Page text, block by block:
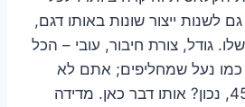
לשנות ייצור שונות באותו דגם,
גודל, צורת חיבור, עובי – הכל
כמו נעל שמחליפים; אתם לא
תנעלו 42 אם אתם 45, נכון? אותו דבר כאן. מדידה